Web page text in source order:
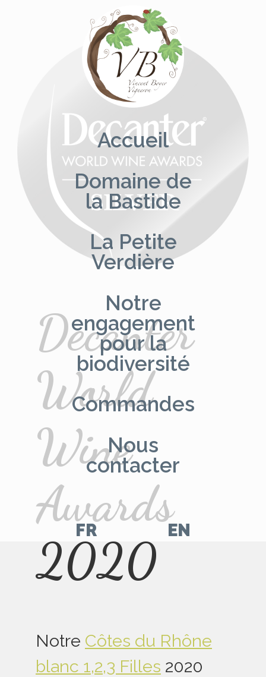
Accueil
Domaine de
la Bastide
La Petite
Verdière
Notre
engagement
pour la
biodiversité
Commandes
Nous
contacter
FR EN
Aller
sur
Aller
sur
Decanter
World
Wine
Awards
2020
Notre Côtes du Rhône
blanc 1,2,3 Filles 2020